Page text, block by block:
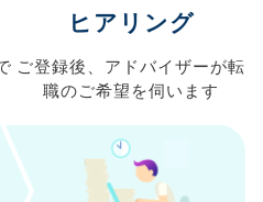
ヒアリング
ご登録後、 アドバイザーが転
職のご希望を伺います